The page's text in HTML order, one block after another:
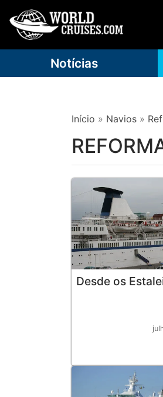
Notícias
Início » Navios »
Desde os